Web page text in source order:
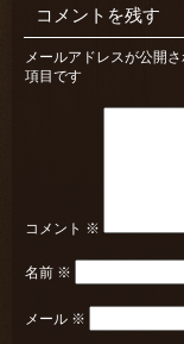
コメントを残す
メールアドレスが公開
項目です
コメント ※
名前 ※
メール ※